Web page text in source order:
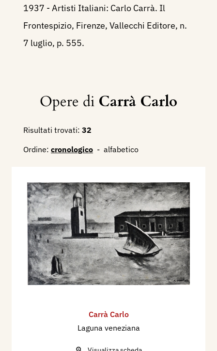
1937 - Artisti Italiani: Carlo Carrà. Il
Frontespizio, Firenze, Vallecchi Editore, n.
7 luglio, p. 555.
Opere di Carrà Carlo
Risultati trovati: 32
Ordine: cronologico - alfabetico
Carrà Carlo
Laguna veneziana